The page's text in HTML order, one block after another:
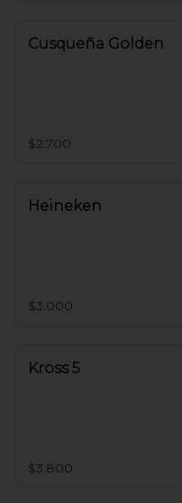
Cusqueña Golden
$2.700
Heineken
$3.000
Kross 5
$3.800